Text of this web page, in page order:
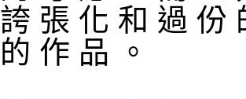
誇 張 化 和 過 份
的 作 品 。